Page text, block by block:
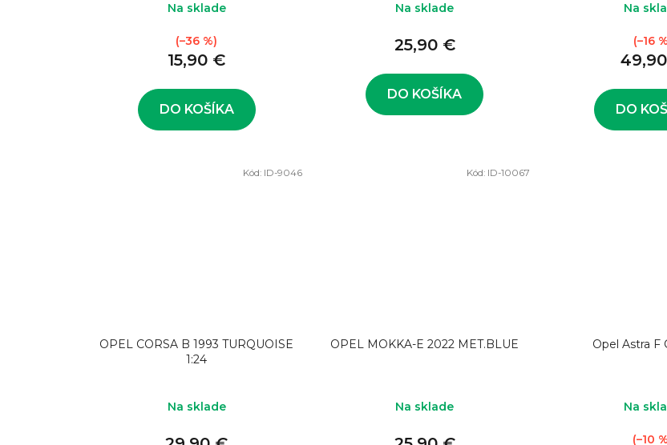
Na sklade
15,90 €
(–36 %)
DO KOŠÍKA
Na sklade
25,90 €
DO KOŠÍKA
Na
(–16
DO
OPEL CORSA B 1993 TURQUOISE
1:24
Na sklade
Kód: ID-9046
OPEL MOKKA-E 2022 MET.BLUE
Na sklade
Kód: ID-10067
Opel Astra F
Na
(–10